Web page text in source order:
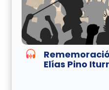
Elías Pino